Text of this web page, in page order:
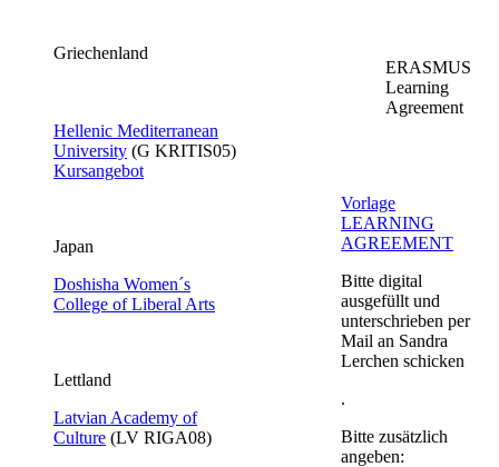
Griechenland
Hellenic Mediterranean
University​ ​(G KRITIS05​)
Kursangebot​
Japan
Doshisha Women´s
College of Liberal Arts
​Lettland
Latvian Academy of
Culture​ (LV RIGA08​)​
ERASMUS
Learning
Agreement
Vorlage
LEARNING
AGREEMENT​
Bitte digital
ausgefüllt und
unterschrieben per
Mail an Sandra
Lerchen schicken
.
Bitte zusätzlich
angeben: